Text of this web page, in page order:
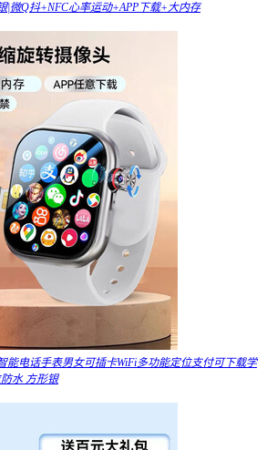
|微Q抖+NFC心率运动+APP下载+大内存
能电话手表男女可插卡WiFi多功能定位支付可下载学
水 方形银